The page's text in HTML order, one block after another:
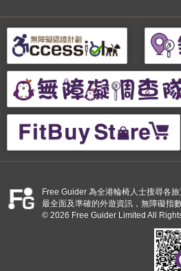
Free Guider 為全港輪椅人士搜尋各
最全面及準確的外遊資訊，無障礙指數
© 2026 Free Guider Limited All